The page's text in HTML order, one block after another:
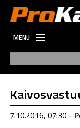
MENU
VIESTINTÄ
TYÖPAIKAT
7.10.2016, 07:30 -